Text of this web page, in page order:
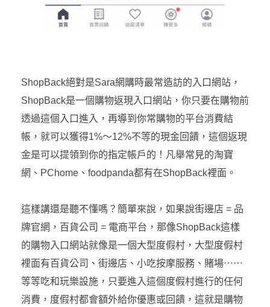
ShopBack絕對是Sara網購時最常造訪的入口網站，
ShopBack是一個購物返現入口網站，你只要在購物前
透過這個入口進入，再導到你常購物的平台消費結
帳，就可以獲得1%～12%不等的現金回饋，這個返現
金是可以提領到你的指定帳戶的！凡舉常見的淘寶
網、PChome、foodpanda都有在ShopBack裡面。
這樣講還是聽不懂嗎？簡單來說，如果說街邊店 = 品
牌官網，百貨公司 = 電商平台，那像ShopBack這樣
的購物入口網站就像是一個大型度假村，大型度假村
裡面有百貨公司、街邊店、小吃按摩服務、賭場⋯⋯
等等吃和玩樂設施，只要進入這個度假村進行的任何
消費，度假村都會額外給你優惠或回饋，這就是購物